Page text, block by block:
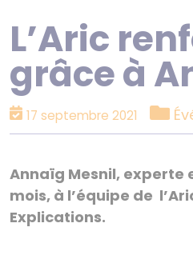
L’Aric
grâce à
17 septembre 2021
Annaïg Mesnil,
mois, à l’équipe de
Explications.